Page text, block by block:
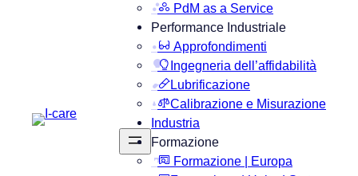
PdM as a Service
Performance Industriale
Approfondimenti
Ingegneria dell’affidabilità
Lubrificazione
Calibrazione e Misurazione
Industria
Formazione
Formazione | Europa